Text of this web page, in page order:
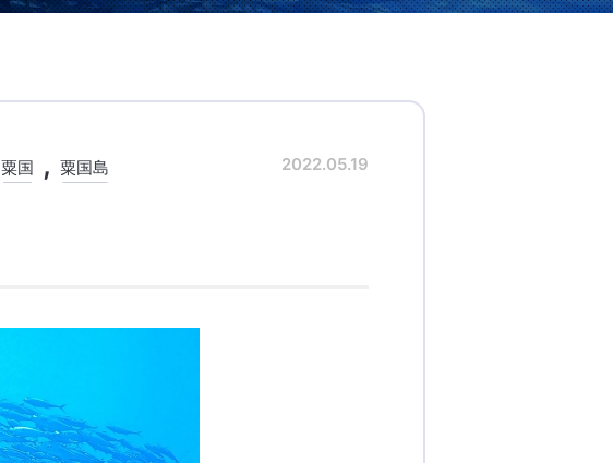
粟国 粟国島 2022.05.19